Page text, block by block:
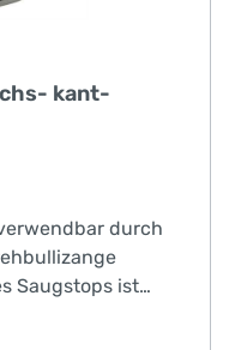
kant-
durch
Saugstops ist